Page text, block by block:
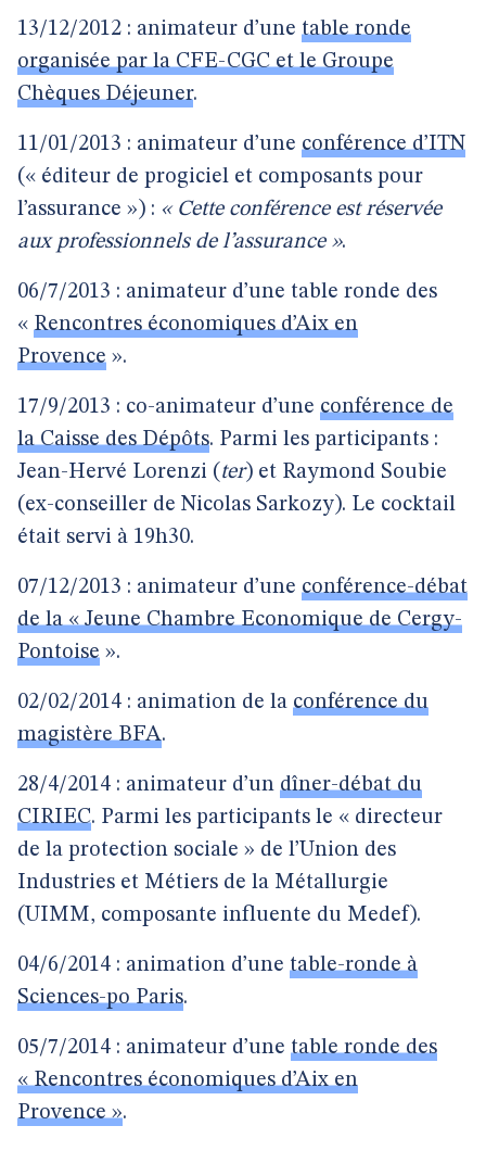
13/12/2012 : animateur d’une table ronde
organisée par la CFE-CGC et le Groupe
Chèques Déjeuner.
11/01/2013 : animateur d’une conférence d’ITN
(« éditeur de progiciel et composants pour
l’assurance ») : « Cette conférence est réservée
aux professionnels de l’assurance ».
06/7/2013 : animateur d’une table ronde des
« Rencontres économiques d’Aix en
Provence ».
17/9/2013 : co-animateur d’une conférence de
la Caisse des Dépôts. Parmi les participants :
Jean-Hervé Lorenzi ( ter) et Raymond Soubie
(ex-conseiller de Nicolas Sarkozy). Le cocktail
était servi à 19h30.
07/12/2013 : animateur d’une conférence-débat
de la « Jeune Chambre Economique de Cergy-
Pontoise ».
02/02/2014 : animation de la conférence du
magistère BFA.
28/4/2014 : animateur d’un dîner-débat du
CIRIEC. Parmi les participants le « directeur
de la protection sociale » de l’Union des
Industries et Métiers de la Métallurgie
(UIMM, composante influente du Medef).
04/6/2014 : animation d’une table-ronde à
Sciences-po Paris.
05/7/2014 : animateur d’une table ronde des
« Rencontres économiques d’Aix en
Provence ».